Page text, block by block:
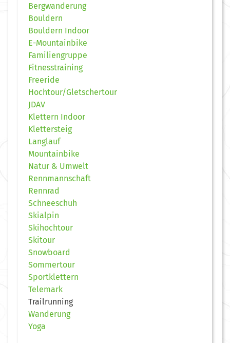
Bergwanderung
Bouldern
Bouldern Indoor
E-Mountainbike
Familiengruppe
Fitnesstraining
Freeride
Hochtour/Gletschertour
JDAV
Klettern Indoor
Klettersteig
Langlauf
Mountainbike
Natur & Umwelt
Rennmannschaft
Rennrad
Schneeschuh
Skialpin
Skihochtour
Skitour
Snowboard
Sommertour
Sportklettern
Telemark
Trailrunning
Wanderung
Yoga